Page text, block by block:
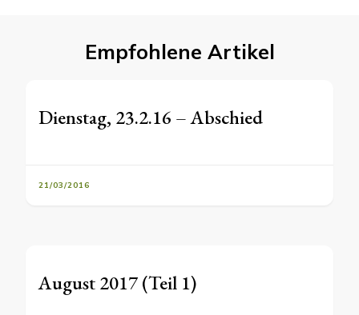
Empfohlene Artikel
Dienstag, 23.2.16 – Abschied
21/03/2016
August 2017 (Teil 1)